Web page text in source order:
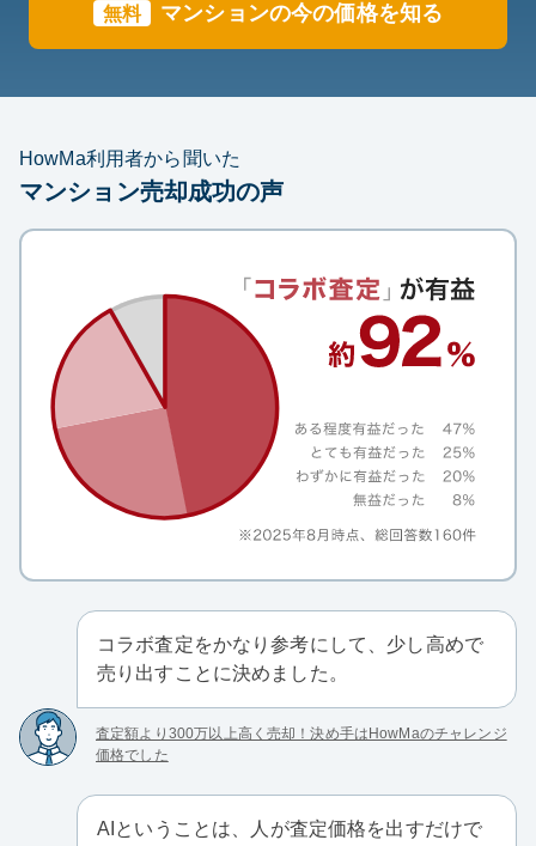
無料 マンションの今の価格を知る
HowMa利用者から聞いた
マンション売却成功の声
コラボ査定をかなり参考にして、少し高めで
売り出すことに決めました。
査定額より300万以上高く売却！決め手はHowMaのチャレンジ
価格でした
AIということは、人が査定価格を出すだけで